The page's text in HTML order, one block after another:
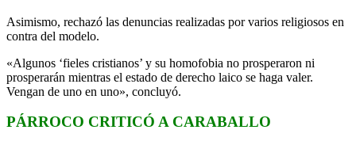
Asimismo, rechazó las denuncias realizadas por varios religiosos en
contra del modelo.
«Algunos ‘fieles cristianos’ y su homofobia no prosperaron ni
prosperarán mientras el estado de derecho laico se haga valer.
Vengan de uno en uno», concluyó.
PÁRROCO CRITICÓ A CARABALLO